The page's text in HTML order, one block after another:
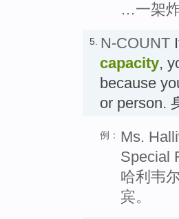
…一架
5. N-COUNT
capacity,
because
or person.
例： Ms.
Special
哈利韦
宾。